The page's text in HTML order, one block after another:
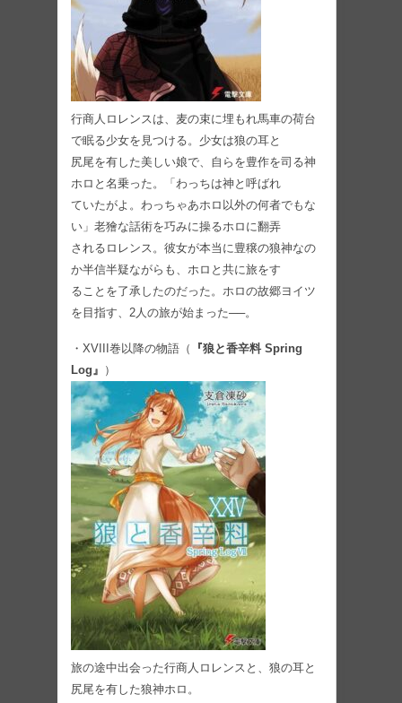
行商人ロレンスは、⻨の束に埋もれ馬車の荷台
で眠る少女を見つける。少女は狼の耳と
尻尾を有した美しい娘で、自らを豊作を司る神
ホロと名乗った。「わっちは神と呼ばれ
ていたがよ。わっちゃあホロ以外の何者でもな
い」老獪な話術を巧みに操るホロに翻弄
されるロレンス。彼女が本当に豊穣の狼神なの
か半信半疑ながらも、ホロと共に旅をす
ることを了承したのだった。ホロの故郷ヨイツ
を目指す、2人の旅が始まった──。
・XVIII巻以降の物語（
『狼と香辛料 Spring
Log』 ）
旅の途中出会った行商人ロレンスと、狼の耳と
尻尾を有した狼神ホロ。